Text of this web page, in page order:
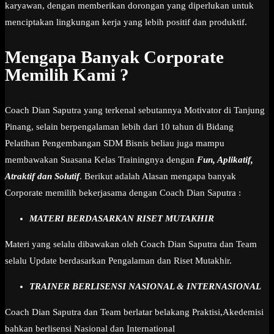
karyawan, dengan memberikan dorongan yang diperlukan untuk
menciptakan lingkungan kerja yang lebih positif dan produktif.
Mengapa Banyak Corporate
Memilih Kami ?
Coach Dian Saputra yang terkenal sebutannya Motivator di Tanjung
Pinang, selain berpengalaman lebih dari 10 tahun di Bidang
Pelatihan Pengembangan SDM Bisnis beliau juga mampu
membawakan Suasana Kelas Trainingnya dengan Fun, Aplikatif,
Atraktif dan Solutif. Berikut adalah Alasan mengapa banyak
Corporate memilih bekerjasama dengan Coach Dian Saputra :
MATERI BERDASARKAN RISET MUTAKHIR
Materi yang selalu dibawakan oleh Coach Dian Saputra dan Team
selalu Update berdasarkan Pengalaman dan Riset Mutakhir.
TRAINER BERLISENSI NASIONAL & INTERNASIONAL
Coach Dian Saputra dan Team berlatar belakang Praktisi,Akedemisi
bahkan berlisensi Nasional dan International